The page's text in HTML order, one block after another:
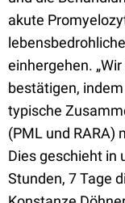
akute
einhergehen.
bestätigen,
typische
(PML und RARA)
Dies geschieht in
Stunden, 7 Tage